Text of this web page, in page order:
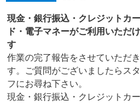
現金・銀行振込・クレジットカー
ド・電子マネーがご利用いただ
す
作業の完了報告をさせていただ
す。ご質問がございましたらス
フにお尋ね下さい。
現金・銀行振込・クレジットカ